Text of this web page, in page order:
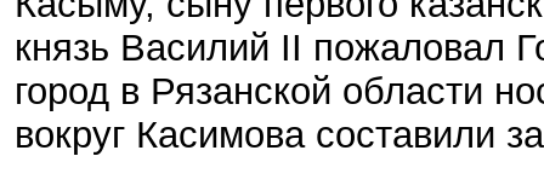
князь Василий II пожаловал
город в Рязанской области
вокруг Касимова составили